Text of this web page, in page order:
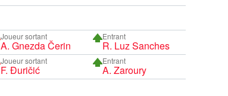
Joueur sortant
A. Gnezda Čerin
Entrant
R. Luz Sanches
Joueur sortant
F. Đuričić
Entrant
A. Zaroury